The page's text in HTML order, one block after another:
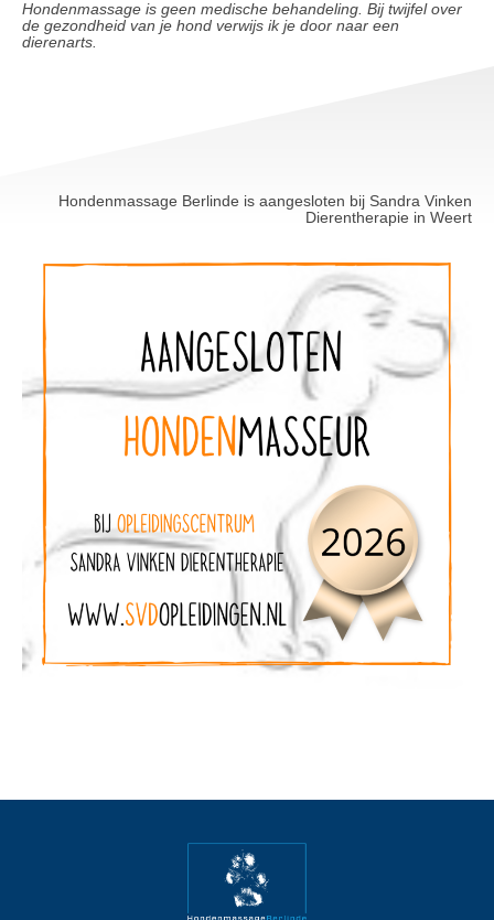
Hondenmassage is geen medische behandeling. Bij twijfel over
de gezondheid van je hond verwijs ik je door naar een
dierenarts.
Hondenmassage Berlinde is aangesloten bij Sandra Vinken
Dierentherapie in Weert